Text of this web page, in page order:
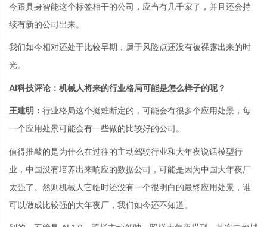
今跟具身智能这个标签相干的公司，应当有几千家了，并且还会持
续有新的公司出来。
我们如今相对还处于比较早期，属于风险点还没有被裸露出来的时
光。
AI科技评论：机械人将来的行业格局可能是怎么样子的呢？
王建明： 行业格局这个挺难断定的，可能会有很多个应用处景，每
一个应用处景可能会有一些做的比较好的公司。
值得推敲的是为什么在过往的主动驾驶行业和大年夜说话模型行
业，中国没有培养出来响应的数据公司，可能是因为中国大年夜厂
太强了。然则机械人它临时还没有一个很明白的最终应用处景，谁
可以做成比较强的大年夜厂，我们如今还不知道。